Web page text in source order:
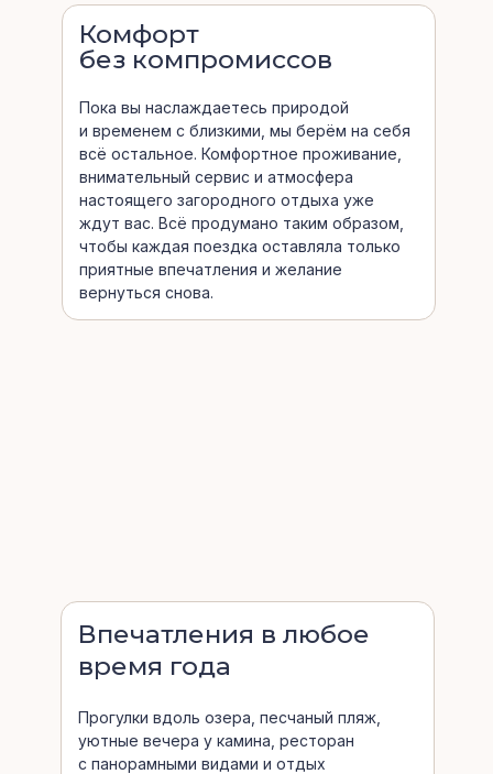
Впечатления в любое
время года
Прогулки вдоль озера, песчаный пляж,
уютные вечера у камина, ресторан
с панорамными видами и отдых
Комфорт
без компромиссов
Пока вы наслаждаетесь природой
и временем с близкими, мы берём на себя
всё остальное. Комфортное проживание,
внимательный сервис и атмосфера
настоящего загородного отдыха уже
ждут вас. Всё продумано таким образом,
чтобы каждая поездка оставляла только
приятные впечатления и желание
вернуться снова.